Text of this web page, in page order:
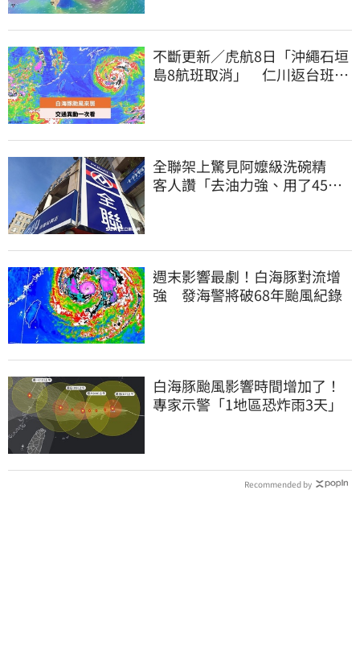
不斷更新／虎航8日「沖繩石垣
島8航班取消」 仁川返台班機
全聯架上驚見阿嬤級洗碗精
客人讚「去油力強、用了45
週末影響最劇！白海豚對流增
強 發海警將破68年颱風紀錄
白海豚颱風影響時間增加了！
專家示警「1地區恐炸雨3天」
Recommended by